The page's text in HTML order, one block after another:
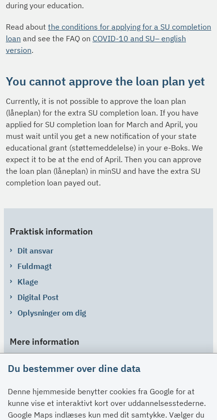
during your education.
Read about the conditions for applying for a SU completion
loan and see the FAQ on COVID-10 and SU– english
version.
You cannot approve the loan plan yet
Currently, it is not possible to approve the loan plan
(låneplan) for the extra SU completion loan. If you have
applied for SU completion loan for March and April, you
must wait until you get a new notification of your state
educational grant (støttemeddelelse) in your e-Boks. We
expect it to be at the end of April. Then you can approve
the loan plan (låneplan) in minSU and have the extra SU
completion loan payed out.
Praktisk information
Dit ansvar
Fuldmagt
Klage
Digital Post
Oplysninger om dig
Mere information
Spørgsmål og svar
Kontakt
Du bestemmer over dine data
Denne hjemmeside benytter cookies fra Google for at
kunne vise et interaktivt kort over uddannelsesstederne.
Google Maps indlæses kun med dit samtykke. Vælger du